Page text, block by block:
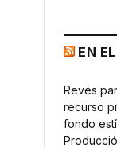
EN
Revés
recurso
fondo